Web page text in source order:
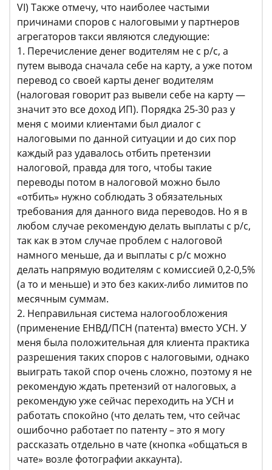
VI) Также отмечу, что наиболее частыми
причинами споров с налоговыми у партнеров
агрегаторов такси являются следующие:
1. Перечисление денег водителям не с р/с, а
путем вывода сначала себе на карту, а уже потом
перевод со своей карты денег водителям
(налоговая говорит раз вывели себе на карту —
значит это все доход ИП). Порядка 25-30 раз у
меня с моими клиентами был диалог с
налоговыми по данной ситуации и до сих пор
каждый раз удавалось отбить претензии
налоговой, правда для того, чтобы такие
переводы потом в налоговой можно было
«отбить» нужно соблюдать 3 обязательных
требования для данного вида переводов. Но я в
любом случае рекомендую делать выплаты с р/с,
так как в этом случае проблем с налоговой
намного меньше, да и выплаты с р/с можно
делать напрямую водителям с комиссией 0,2-0,5%
(а то и меньше) и это без каких-либо лимитов по
месячным суммам.
2. Неправильная система налогообложения
(применение ЕНВД/ПСН (патента) вместо УСН. У
меня была положительная для клиента практика
разрешения таких споров с налоговыми, однако
выиграть такой спор очень сложно, поэтому я не
рекомендую ждать претензий от налоговых, а
рекомендую уже сейчас переходить на УСН и
работать спокойно (что делать тем, что сейчас
ошибочно работает по патенту – это я могу
рассказать отдельно в чате (кнопка «общаться в
чате» возле фотографии аккаунта).